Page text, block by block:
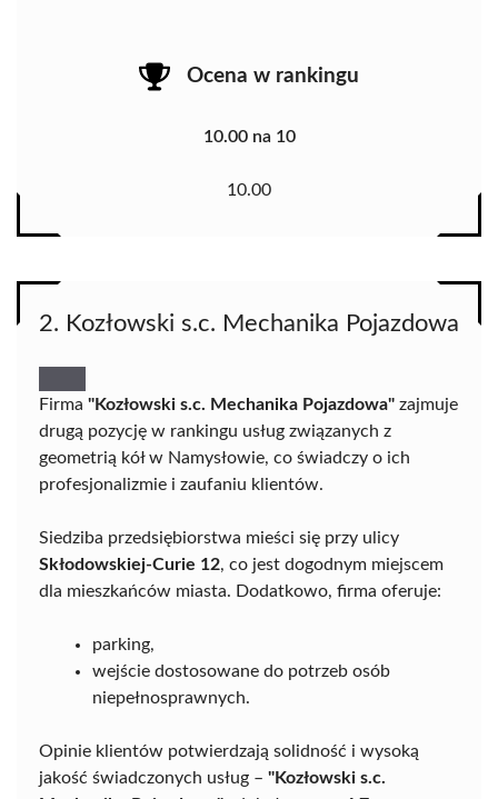
Ocena w rankingu
10.00 na 10
10.00
2. Kozłowski s.c. Mechanika Pojazdowa
Firma "Kozłowski s.c. Mechanika Pojazdowa" zajmuje
drugą pozycję w rankingu usług związanych z
geometrią kół w Namysłowie, co świadczy o ich
profesjonalizmie i zaufaniu klientów.
Siedziba przedsiębiorstwa mieści się przy ulicy
Skłodowskiej-Curie 12, co jest dogodnym miejscem
dla mieszkańców miasta. Dodatkowo, firma oferuje:
parking,
wejście dostosowane do potrzeb osób
niepełnosprawnych.
Opinie klientów potwierdzają solidność i wysoką
jakość świadczonych usług – "Kozłowski s.c.